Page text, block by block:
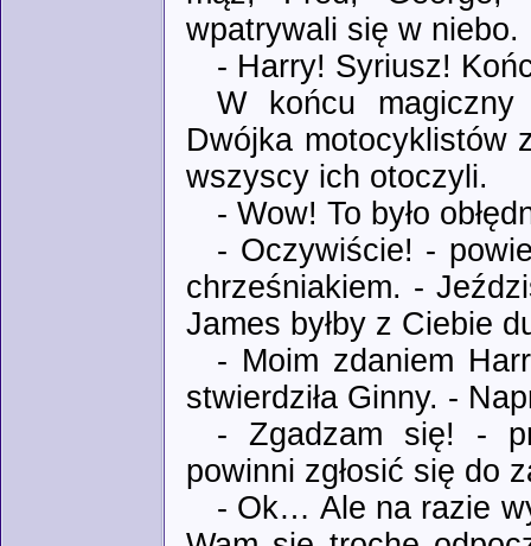
wpatrywali się w niebo.
- Harry! Syriusz!
W końcu magiczny
Dwójka motocyklistów
wszyscy ich otoczyli.
- Wow! To było
- Oczywiście! -
chrześniakiem. -
James byłby z Ciebie
- Moim zdaniem
stwierdziła Ginny. -
- Zgadzam się! -
powinni zgłosić się do
- Ok… Ale na razie